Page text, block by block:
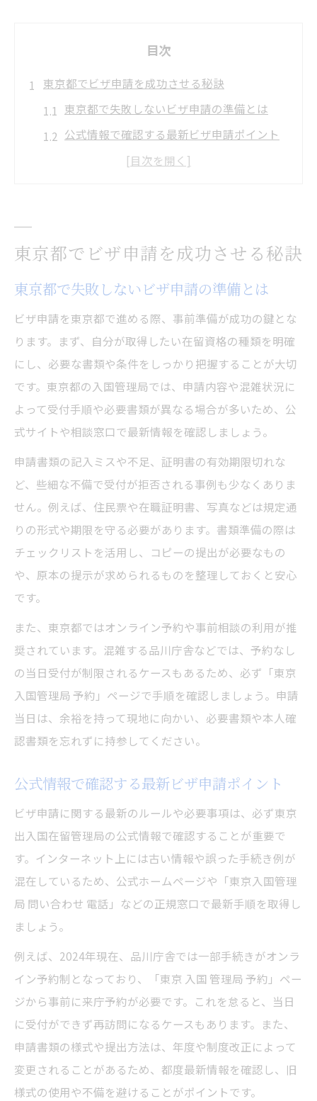
目次
東京都でビザ申請を成功させる秘訣
東京都で失敗しないビザ申請の準備とは
公式情報で確認する最新ビザ申請ポイント
ビザ申請の流れを東京都で把握するコツ
東京都で自分で進めるビザ申請の基礎
ビザ申請の流れと必要書類を整理しよう
本人申請と代理申請の違いを東京都で解説
ビザ申請の受付方法や予約の要否を知る
東京都で失敗しない書類準備のポイント
予約や窓口選びのポイントを解説
ビザ申請の予約は東京都で必要かを見極め
る
東京入国管理局の窓口選びで失敗しない方
法
ビザ申請に最適な相談窓口の利用ガイド
受付時間や混雑状況を東京都で把握するコ
ツ
オンライン予約と電話問い合わせの違い
東京都で適用されるビザ申請最新ルール解
説
ビザ申請の法改正や運用変更に注意しよう
確認
申請予約や受付方法の最新事情をチェック
入国管理局での申請時に注意したい点
東京都の入国管理局でビザ申請時の注意点
ビザ申請当日の持ち物と受付流れの確認
品川庁舎での待ち時間や混雑への対策法
申請後の進捗確認や問い合わせ先の案内
品川庁舎へのアクセス情報と流れ紹介
ビザ申請時に役立つ品川庁舎アクセス方法
ビザ申請で迷わないための入館手順を確認
東京都でビザ申請を成功させる秘訣
東京都で失敗しないビザ申請の準備とは
ビザ申請を東京都で進める際、事前準備が成功の鍵とな
ります。まず、自分が取得したい在留資格の種類を明確
にし、必要な書類や条件をしっかり把握することが大切
です。東京都の入国管理局では、申請内容や混雑状況に
よって受付手順や必要書類が異なる場合が多いため、公
式サイトや相談窓口で最新情報を確認しましょう。
申請書類の記入ミスや不足、証明書の有効期限切れな
ど、些細な不備で受付が拒否される事例も少なくありま
せん。例えば、住民票や在職証明書、写真などは規定通
りの形式や期限を守る必要があります。書類準備の際は
チェックリストを活用し、コピーの提出が必要なもの
や、原本の提示が求められるものを整理しておくと安心
です。
また、東京都ではオンライン予約や事前相談の利用が推
奨されています。混雑する品川庁舎などでは、予約なし
の当日受付が制限されるケースもあるため、必ず「東京
入国管理局 予約」ページで手順を確認しましょう。申請
当日は、余裕を持って現地に向かい、必要書類や本人確
認書類を忘れずに持参してください。
公式情報で確認する最新ビザ申請ポイント
ビザ申請に関する最新のルールや必要事項は、必ず東京
出入国在留管理局の公式情報で確認することが重要で
す。インターネット上には古い情報や誤った手続き例が
混在しているため、公式ホームページや「東京入国管理
局 問い合わせ 電話」などの正規窓口で最新手順を取得し
ましょう。
例えば、2024年現在、品川庁舎では一部手続きがオンラ
イン予約制となっており、「東京 入国 管理局 予約」ペー
ジから事前に来庁予約が必要です。これを怠ると、当日
に受付ができず再訪問になるケースもあります。また、
申請書類の様式や提出方法は、年度や制度改正によって
変更されることがあるため、都度最新情報を確認し、旧
様式の使用や不備を避けることがポイントです。